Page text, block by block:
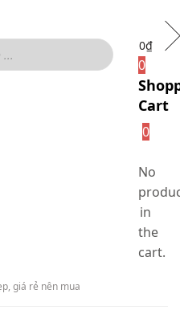
0₫
0
Cart
0
No
in
the
cart.
giá rẻ nên mua